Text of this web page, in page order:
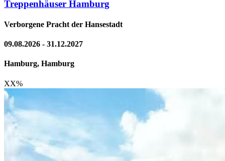
Treppenhäuser Hamburg
Verborgene Pracht der Hansestadt
09.08.2026 - 31.12.2027
Hamburg, Hamburg
XX%